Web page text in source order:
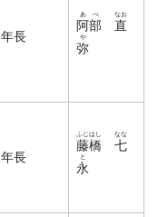
年長
阿部
あべ
直
なお
弥
や
年長
藤橋
ふじはし
七
なな
永
と